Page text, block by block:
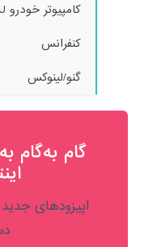
کامپیوتر خودرو ECU
کنفرانس
گنو/لینوکس
گام به‌گام
اپیزودهای